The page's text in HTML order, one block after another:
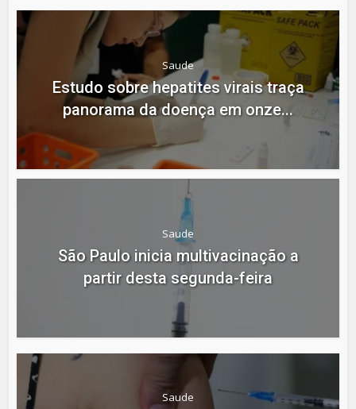
Saude
Estudo sobre hepatites virais traça
panorama da doença em onze...
Saude
São Paulo inicia multivacinação a
partir desta segunda-feira
Saude